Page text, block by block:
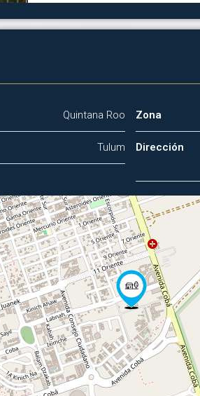
Quintana Roo
Tulum
Zona
Dirección